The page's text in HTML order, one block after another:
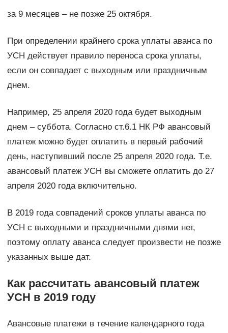
за 9 месяцев – не позже 25 октября.
При определении крайнего срока уплаты аванса по
УСН действует правило переноса срока уплаты,
если он совпадает с выходным или праздничным
днем.
Например, 25 апреля 2020 года будет выходным
днем – суббота. Согласно ст.6.1 НК РФ авансовый
платеж можно будет оплатить в первый рабочий
день, наступивший после 25 апреля 2020 года. Т.е.
авансовый платеж УСН вы сможете оплатить до 27
апреля 2020 года включительно.
В 2019 года совпадений сроков уплаты аванса по
УСН с выходными и праздничными днями нет,
поэтому оплату аванса следует произвести не позже
указанных выше дат.
Как рассчитать авансовый платеж
УСН в 2019 году
Авансовые платежи в течение календарного года